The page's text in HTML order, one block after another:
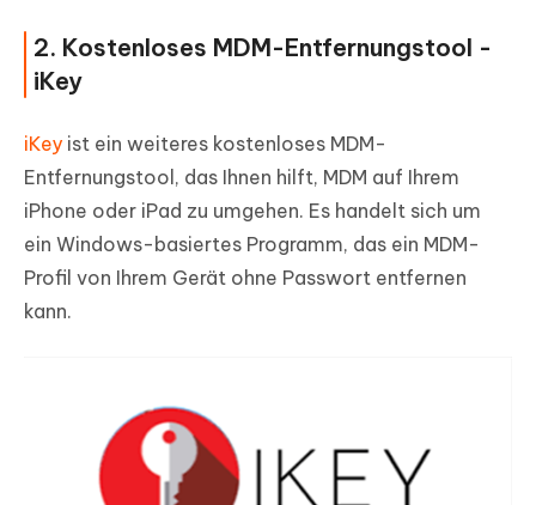
2. Kostenloses MDM-Entfernungstool -
iKey
iKey ist ein weiteres kostenloses MDM-
Entfernungstool, das Ihnen hilft, MDM auf Ihrem
iPhone oder iPad zu umgehen. Es handelt sich um
ein Windows-basiertes Programm, das ein MDM-
Profil von Ihrem Gerät ohne Passwort entfernen
kann.